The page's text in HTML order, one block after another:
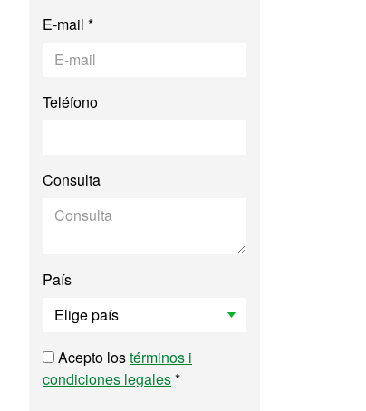
E-mail *
Teléfono
Consulta
País
Acepto lostérminos i
condiciones legales*